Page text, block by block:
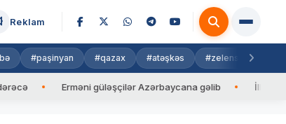
Reklam
#paşinyan #qazax #atəşkəs #zelenski
Erməni güləşçilər Azərbaycana gəlib İlham Əliyev